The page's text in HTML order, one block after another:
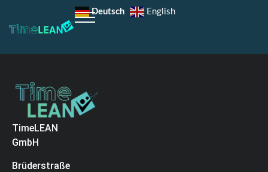
Deutsch English
TimeLEAN
GmbH
Brüderstraße